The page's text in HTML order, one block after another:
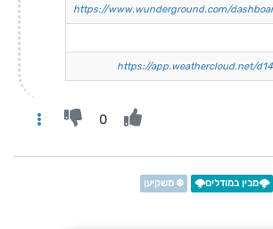
https://www.wunderground.com/
https://app.weathercloud.net/
0
🌩️מבין במודלים🌩️ ❄️ משקיען